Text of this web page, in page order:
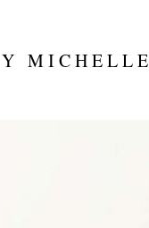
MICHELLE